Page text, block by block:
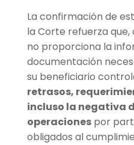
La confirmación de
la Corte refuerza
no proporciona la
documentación
su beneficiario
retrasos,
incluso la negativa
operacionespor
obligados al